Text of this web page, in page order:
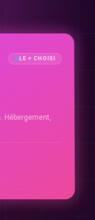
LE + CHOISI
Hébergement,